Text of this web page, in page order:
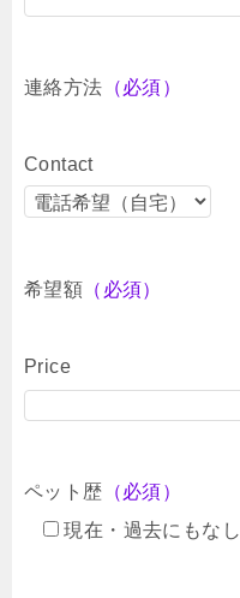
連絡方法 （必須）
Contact
希望額 （必須）
Price
ペット歴 （必須）
現在・過去にもなし